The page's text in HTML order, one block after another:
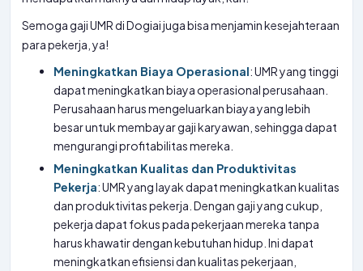
Semoga gaji UMR di Dogiai juga bisa menjamin kesejahteraan
para pekerja, ya!
Meningkatkan Biaya Operasional: UMR yang tinggi
dapat meningkatkan biaya operasional perusahaan.
Perusahaan harus mengeluarkan biaya yang lebih
besar untuk membayar gaji karyawan, sehingga dapat
mengurangi profitabilitas mereka.
Meningkatkan Kualitas dan Produktivitas
Pekerja: UMR yang layak dapat meningkatkan kualitas
dan produktivitas pekerja. Dengan gaji yang cukup,
pekerja dapat fokus pada pekerjaan mereka tanpa
harus khawatir dengan kebutuhan hidup. Ini dapat
meningkatkan efisiensi dan kualitas pekerjaan,